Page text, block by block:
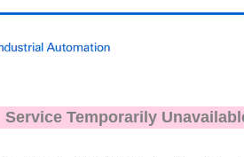
Service Temporarily